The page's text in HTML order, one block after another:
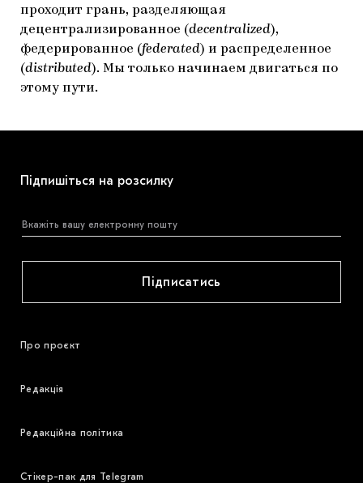
проходит грань, разделяющая
децентрализированное (decentralized),
федерированное (federated) и распределенное
(distributed). Мы только начинаем двигаться по
этому пути.
Підпишіться на розсилку
Підписатись
Про проєкт
Редакція
Редакційна політика
Стікер-пак для Telegram